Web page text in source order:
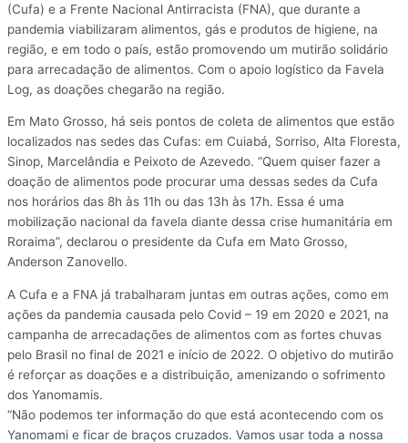
(Cufa) e a Frente Nacional Antirracista (FNA), que durante a
pandemia viabilizaram alimentos, gás e produtos de higiene, na
região, e em todo o país, estão promovendo um mutirão solidário
para arrecadação de alimentos. Com o apoio logístico da Favela
Log, as doações chegarão na região.
Em Mato Grosso, há seis pontos de coleta de alimentos que estão
localizados nas sedes das Cufas: em Cuiabá, Sorriso, Alta Floresta,
Sinop, Marcelândia e Peixoto de Azevedo. “Quem quiser fazer a
doação de alimentos pode procurar uma dessas sedes da Cufa
nos horários das 8h às 11h ou das 13h às 17h. Essa é uma
mobilização nacional da favela diante dessa crise humanitária em
Roraima”, declarou o presidente da Cufa em Mato Grosso,
Anderson Zanovello.
A Cufa e a FNA já trabalharam juntas em outras ações, como em
ações da pandemia causada pelo Covid – 19 em 2020 e 2021, na
campanha de arrecadações de alimentos com as fortes chuvas
pelo Brasil no final de 2021 e início de 2022. O objetivo do mutirão
é reforçar as doações e a distribuição, amenizando o sofrimento
dos Yanomamis.
“Não podemos ter informação do que está acontecendo com os
Yanomami e ficar de braços cruzados. Vamos usar toda a nossa